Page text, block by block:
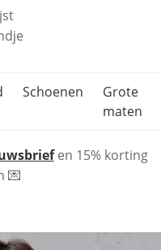
Schoenen
Grote
maten
en 15% korting
💌